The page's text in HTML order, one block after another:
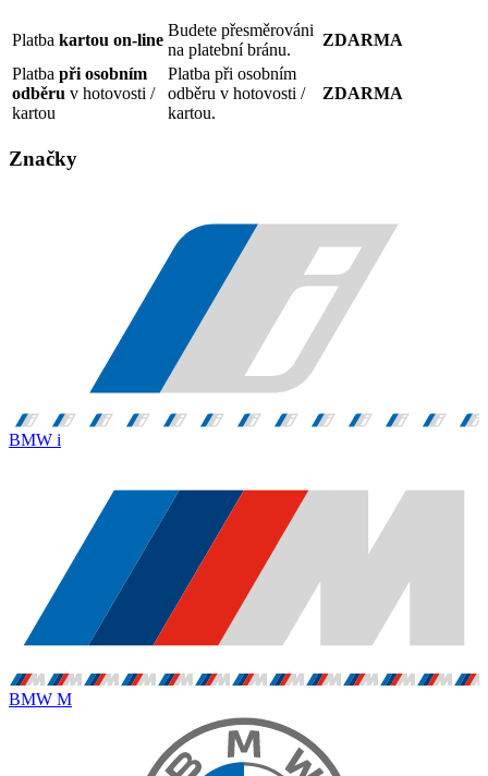
Platba kartou on-line
Budete přesměrováni
na platební bránu.
ZDARMA
Platba při osobním
odběru v hotovosti /
kartou
Platba při osobním
odběru v hotovosti /
kartou.
ZDARMA
Značky
BMW i
BMW M